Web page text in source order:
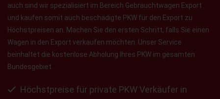
auch sind wir spezialisiert im Bereich Gebrauchtwagen Export
und kaufen somit auch beschädigte PKW für den Export zu
Höchstpreisen an. Machen Sie den ersten Schritt, falls Sie einen
Wagen in den Export verkaufen möchten. Unser Service
beinhaltet die kostenlose Abholung Ihres PKW im gesamten
Bundesgebiet.
Höchstpreise für private PKW Verkäufer in